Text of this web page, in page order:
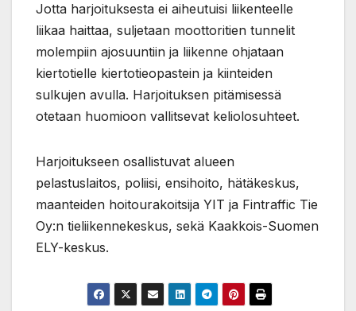
Jotta harjoituksesta ei aiheutuisi liikenteelle
liikaa haittaa, suljetaan moottoritien tunnelit
molempiin ajosuuntiin ja liikenne ohjataan
kiertotielle kiertotieopastein ja kiinteiden
sulkujen avulla. Harjoituksen pitämisessä
otetaan huomioon vallitsevat keliolosuhteet.
Harjoitukseen osallistuvat alueen
pelastuslaitos, poliisi, ensihoito, hätäkeskus,
maanteiden hoitourakoitsija YIT ja Fintraffic Tie
Oy:n tieliikennekeskus, sekä Kaakkois-Suomen
ELY-keskus.